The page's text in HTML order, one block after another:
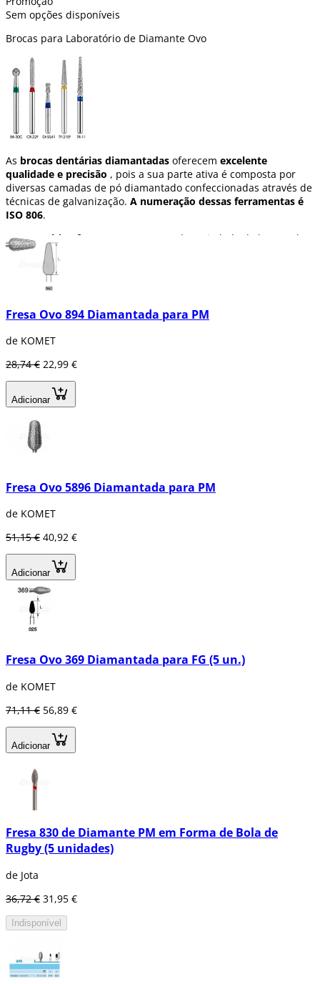
Sem opções disponíveis
Brocas para Laboratório de Diamante Ovo
As brocas dentárias diamantadas oferecem excelente
qualidade e precisão , pois a sua parte ativa é composta por
diversas camadas de pó diamantado confeccionadas através de
técnicas de galvanização. A numeração dessas ferramentas é
ISO 806.
Na Dentaltix oferecemos
uma grande variedade de brocas de
diamante: fresas de bola, de pera, cilíndricas, de ponta ou de
chama, entre outras.
Fresa Ovo 894 Diamantada para PM
de KOMET
28,74 € 22,99 €
Adicionar
Fresa Ovo 5896 Diamantada para PM
de KOMET
51,15 € 40,92 €
Adicionar
Fresa Ovo 369 Diamantada para FG (5 un.)
de KOMET
71,11 € 56,89 €
Adicionar
Fresa 830 de Diamante PM em Forma de Bola de
Rugby (5 unidades)
de Jota
36,72 € 31,95 €
Indisponível